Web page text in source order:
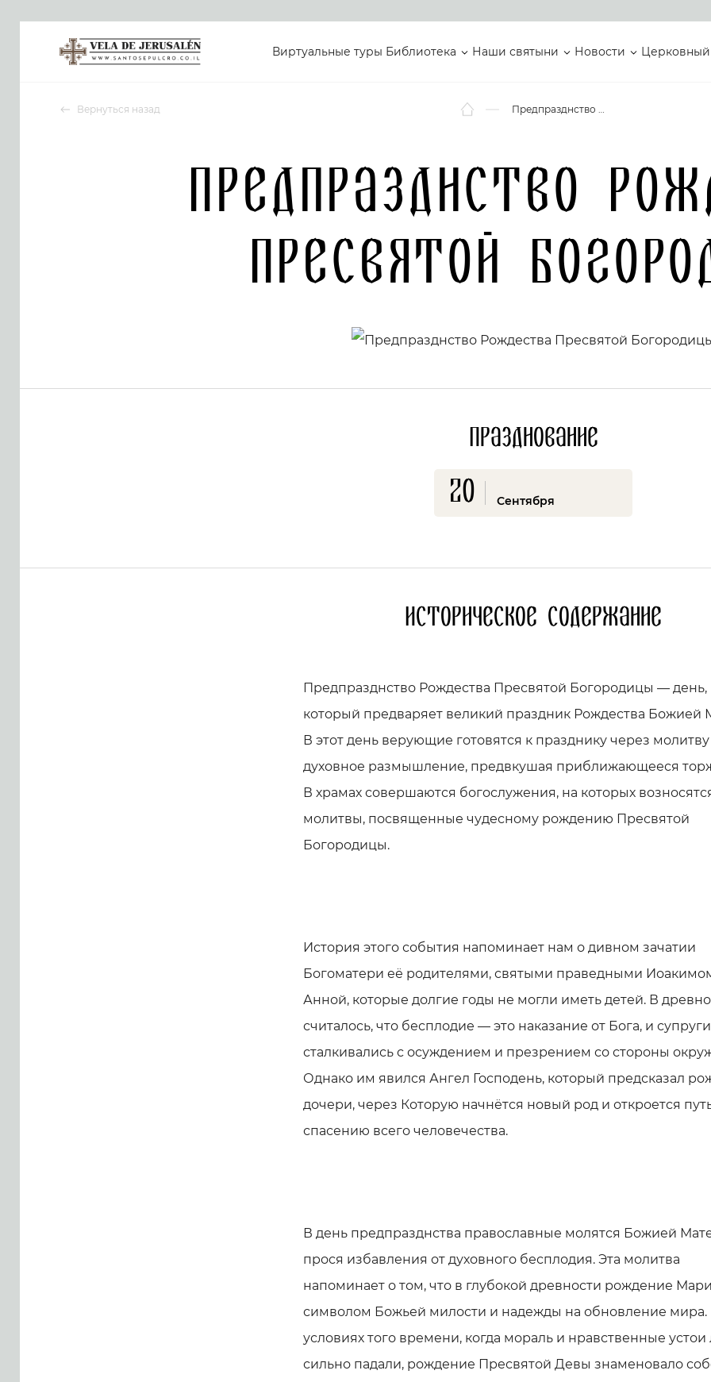
Виртуальные туры Библиотека Наши святыни Новости Церковный
Вернуться назад Предпразднство Рождества Пресвятой Богородицы
Предпразднство
Пресвятой
Празднование
20 Сентября
Историческое содержание
Предпразднство Рождества Пресвятой Богородицы — день,
который предваряет великий праздник Рождества Божией
В этот день верующие готовятся к празднику через
духовное размышление, предвкушая приближающееся
В храмах совершаются богослужения, на которых
молитвы, посвященные чудесному рождению Пресвятой
Богородицы.
История этого события напоминает нам о дивном зачатии
Богоматери её родителями, святыми праведными
Анной, которые долгие годы не могли иметь детей. В
считалось, что бесплодие — это наказание от Бога, и супруги
сталкивались с осуждением и презрением со стороны
Однако им явился Ангел Господень, который предсказал
дочери, через Которую начнётся новый род и откроется
спасению всего человечества.
В день предпразднства православные молятся Божией
прося избавления от духовного бесплодия. Эта молитва
напоминает о том, что в глубокой древности рождение
символом Божьей милости и надежды на обновление мира.
условиях того времени, когда мораль и нравственные
сильно падали, рождение Пресвятой Девы знаменовало